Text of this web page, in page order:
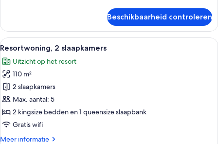
2
slaapkamers
(Emerald
Beschikbaarheid controleren
Alle
foto's
voor
Resortwoning,
2
slaapkamers
laden
Een blauwe golfkarretje geparkeerd
12
Resortwoning, 2 slaapkamers
Uitzicht op het resort
110 m²
2 slaapkamers
Max. aantal: 5
2 kingsize bedden en 1 queensize slaapbank
Gratis wifi
Meer informatie
Meer